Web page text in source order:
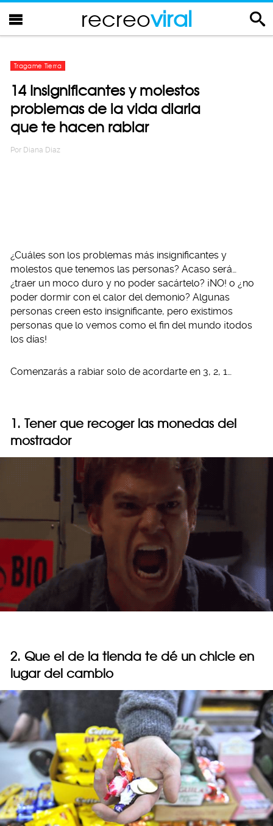
recreoviral
Tragame Tierra
14 Insignificantes y molestos
problemas de la vida diaria
que te hacen rabiar
Por Diana Diaz
¿Cuáles son los problemas más insignificantes y
molestos que tenemos las personas? Acaso será…
¿traer un moco duro y no poder sacártelo? ¡NO! o ¿no
poder dormir con el calor del demonio? Algunas
personas creen esto insignificante, pero existimos
personas que lo vemos como el fin del mundo ¡todos
los días!
Comenzarás a rabiar solo de acordarte en 3, 2, 1…
1. Tener que recoger las monedas del
mostrador
2. Que el de la tienda te dé un chicle en
lugar del cambio